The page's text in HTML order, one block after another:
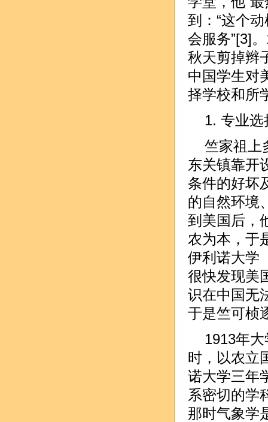
到：“这个
会服务”[3]
秋天剪掉辫
中国学生对
择学校和所
1. 专业
竺家祖上
东关镇靠开
条件的好坏
的自然环境
到美国后，
农为本，于
伊利诺大学
很快发现美
识在中国无
于是竺可桢
1913年
时，以农立
诺大学三年
系密切的学
那时气象学